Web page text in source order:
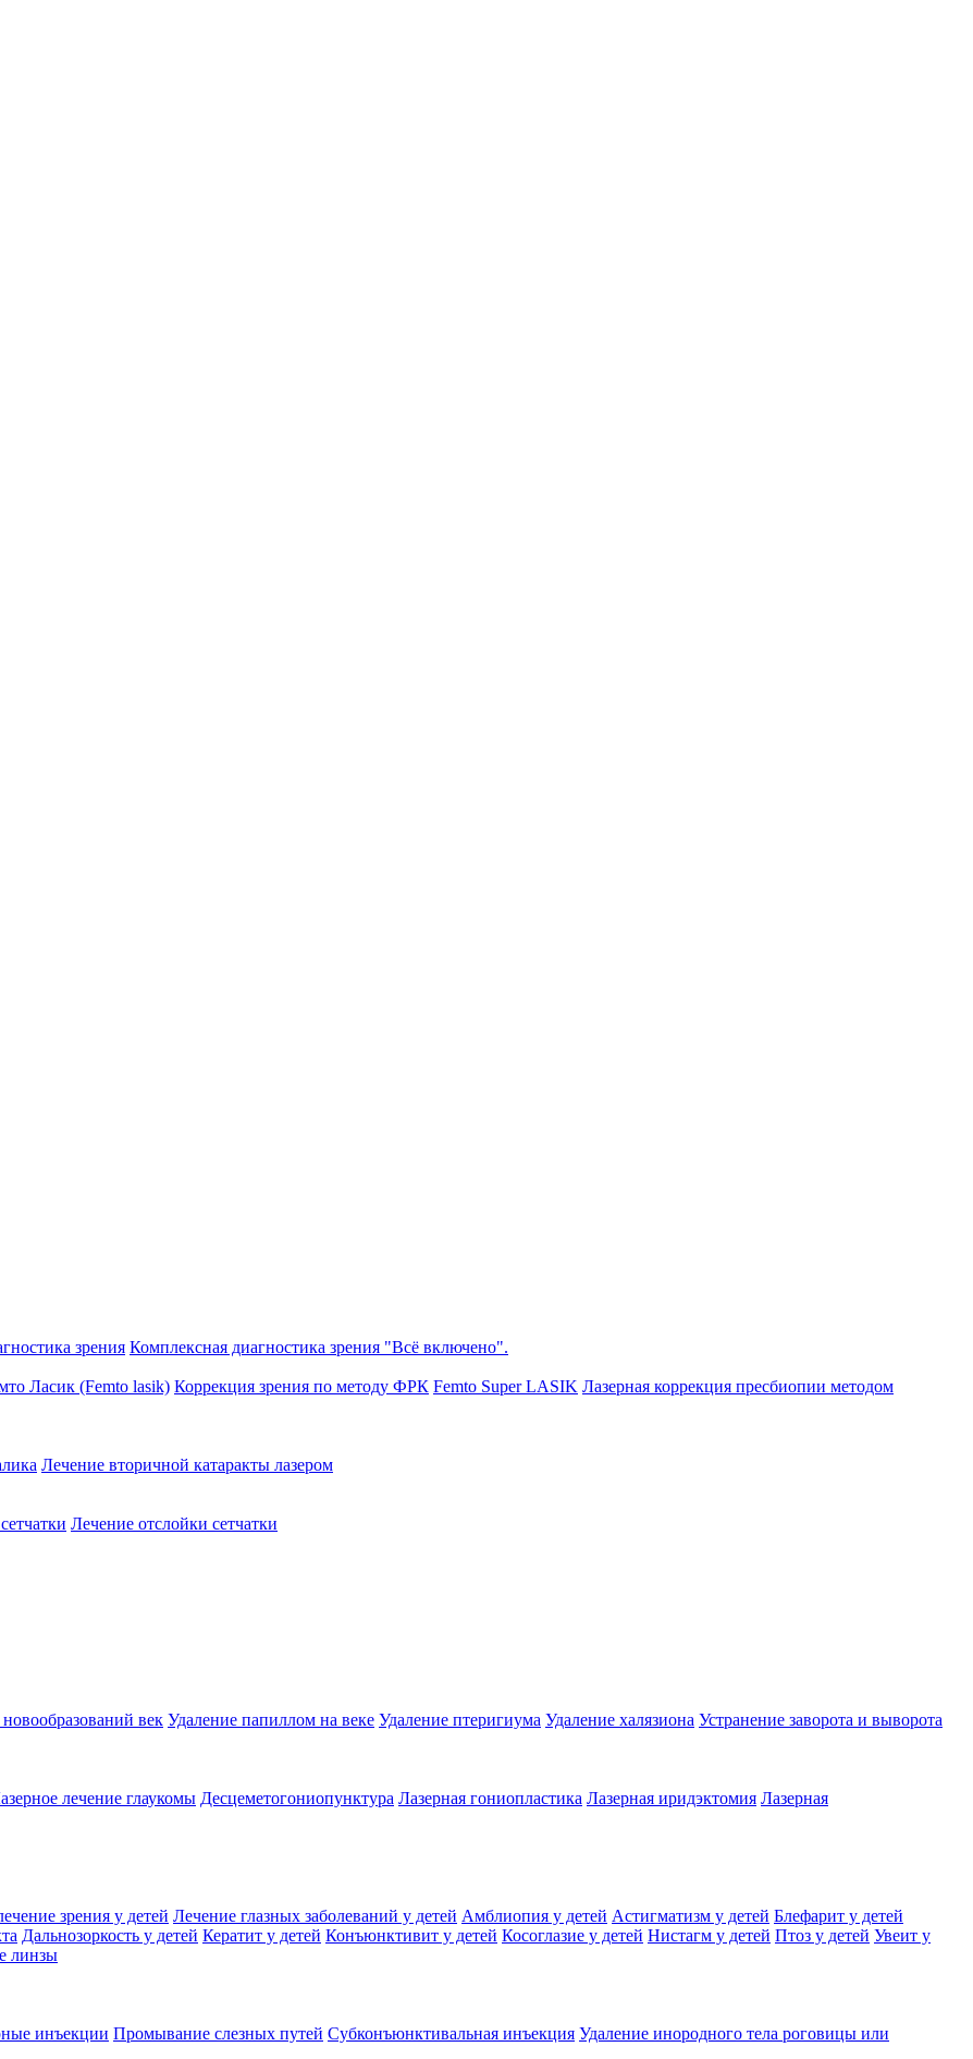
зрения Комплексная диагностика зрения "Всё включено".
Ласик (Femto lasik) Коррекция зрения по методу ФРК Femto Super LASIK Лазерная коррекция пресбиопии методом
Лечение вторичной катаракты лазером
Лечение отслойки сетчатки
век Удаление папиллом на веке Удаление птеригиума Удаление халязиона Устранение заворота и выворота
лечение глаукомы Десцеметогониопунктура Лазерная гониопластика Лазерная иридэктомия Лазерная
зрения у детей Лечение глазных заболеваний у детей Амблиопия у детей Астигматизм у детей Блефарит у детей
Дальнозоркость у детей Кератит у детей Конъюнктивит у детей Косоглазие у детей Нистагм у детей Птоз у детей Увеит у
линзы
инъекции Промывание слезных путей Субконъюнктивальная инъекция Удаление инородного тела роговицы или